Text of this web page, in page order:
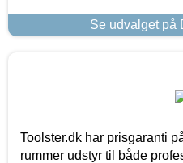
Se udvalget på
Toolster.dk har prisgaranti
rummer udstyr til både